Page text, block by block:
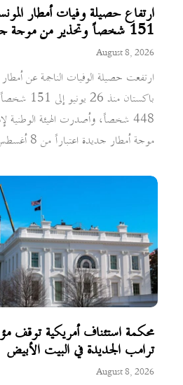
ارتفاع حصيلة وفيات أمطار
151 شخصاً وتحذير من موجة جديدة
August 8, 2026
ارتفعت حصيلة الوفيات الناجمة عن أمطار
باكستان
448 شخصاً، وأصدرت الهيئة الوطنية
موجة أمطار جديدة اعتباراً من 8 أغسطس
محكمة استئناف أمريكية توقف
ترامب الجديدة في البيت الأبيض
August 8, 2026